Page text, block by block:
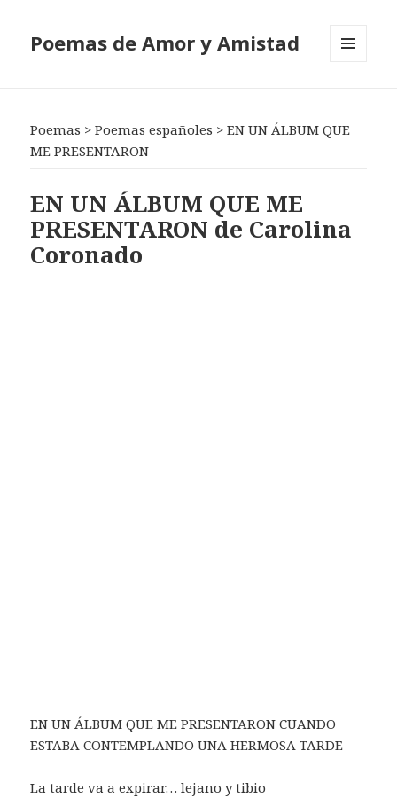
Poemas de Amor y Amistad
Poemas >Poemas españoles >EN UN ÁLBUM QUE
ME PRESENTARON
EN UN ÁLBUM QUE ME
PRESENTARON de Carolina
Coronado
EN UN ÁLBUM QUE ME PRESENTARON CUANDO
ESTABA CONTEMPLANDO UNA HERMOSA TARDE
La tarde va a expirar… lejano y tibio